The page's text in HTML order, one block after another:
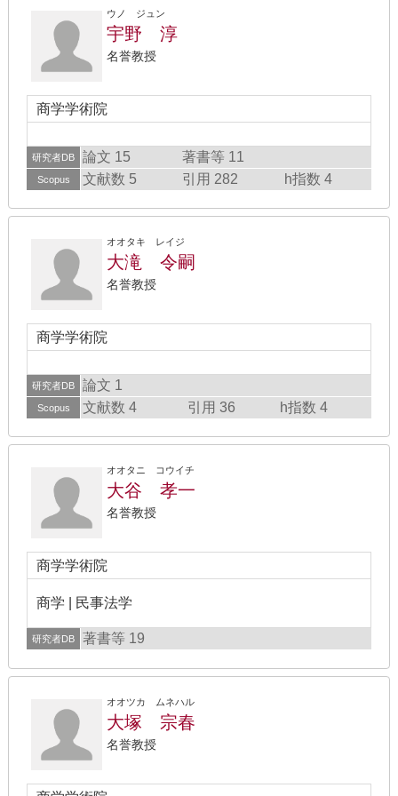
ウノ ジュン
宇野 淳
名誉教授
商学学術院
研究者DB 論文 15 著書等 11
Scopus 文献数 5 引用 282 h指数 4
オオタキ レイジ
大滝 令嗣
名誉教授
商学学術院
研究者DB 論文 1
Scopus 文献数 4 引用 36 h指数 4
オオタニ コウイチ
大谷 孝一
名誉教授
商学学術院
商学 | 民事法学
研究者DB 著書等 19
オオツカ ムネハル
大塚 宗春
名誉教授